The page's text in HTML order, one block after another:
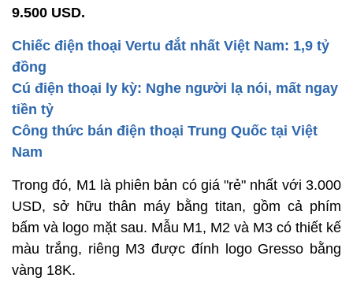
9.500 USD.
Chiếc điện thoại Vertu đắt nhất Việt Nam: 1,9 tỷ
đồng
Cú điện thoại ly kỳ: Nghe người lạ nói, mất ngay
tiền tỷ
Công thức bán điện thoại Trung Quốc tại Việt
Nam
Trong đó, M1 là phiên bản có giá "rẻ" nhất với 3.000
USD, sở hữu thân máy bằng titan, gồm cả phím
bấm và logo mặt sau. Mẫu M1, M2 và M3 có thiết kế
màu trắng, riêng M3 được đính logo Gresso bằng
vàng 18K.